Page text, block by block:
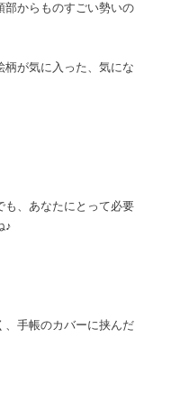
部からものすごい勢いの
柄が気に入った、気にな
も、あなたにとって必要
♪
、手帳のカバーに挟んだ